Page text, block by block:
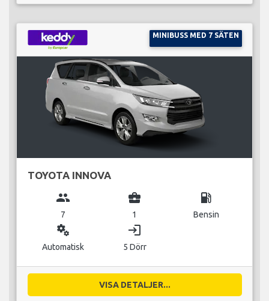
MINIBUSS MED 7 SÄTEN
TOYOTA INNOVA
group
7
business_center
1
local_gas_station
Bensin
miscellaneous_services
Automatisk
login
5 Dörr
VISA DETALJER...